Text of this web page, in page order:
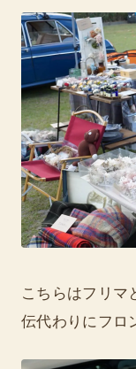
こちらはフリマ
伝代わりにフロ